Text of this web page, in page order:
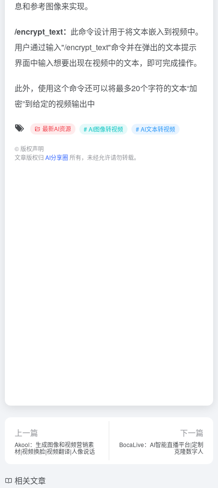
息和参考图像来实现。
/encrypt_text： 此命令设计用于将文本嵌入到视频中。
用户通过输入"/encrypt_text"命令并在弹出的文本提示
界面中输入想要出现在视频中的文本，即可完成操作。
此外，使用这个命令还可以将最多20个字符的文本“加
密”到给定的视频输出中
最新AI资源 # AI图像转视频 # AI文本转视频
©版权声明
文章版权归 AI分享圈 所有，未经允许请勿转载。
上一篇
Akool：生成图像和视频营销素
材|视频换脸|视频翻译|人像说话
下一篇
BocaLive：AI智能直播平台|定制
克隆数字人
相关文章